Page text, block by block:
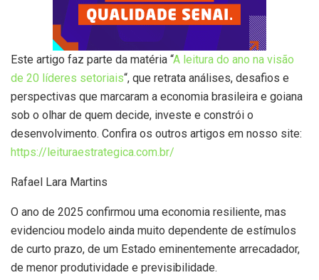
Este artigo faz parte da matéria “A leitura do ano na visão
de 20 líderes setoriais“, que retrata análises, desafios e
perspectivas que marcaram a economia brasileira e goiana
sob o olhar de quem decide, investe e constrói o
desenvolvimento. Confira os outros artigos em nosso site:
https://leituraestrategica.com.br/
Rafael Lara Martins
O ano de 2025 confirmou uma economia resiliente, mas
evidenciou modelo ainda muito dependente de estímulos
de curto prazo, de um Estado eminentemente arrecadador,
de menor produtividade e previsibilidade.